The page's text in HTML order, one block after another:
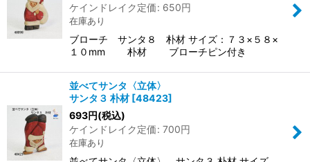
ケインドレイク定価: 650円
在庫あり
ブローチ サンタ８ 朴材 サイズ：７３×５８×
１０mm 朴材 ブローチピン付き
並べてサンタ〈立体〉
サンタ３ 朴材 [48423]
693円(税込)
ケインドレイク定価: 700円
在庫あり